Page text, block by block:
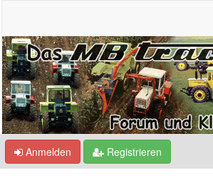
Anmelden Registrieren